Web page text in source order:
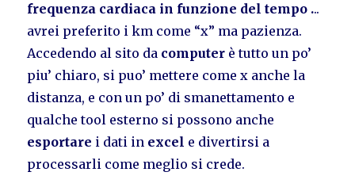
frequenza cardiaca in funzione del tempo ...
avrei preferito i km come “x” ma pazienza.
Accedendo al sito da computer è tutto un po’
piu’ chiaro, si puo’ mettere come x anche la
distanza, e con un po’ di smanettamento e
qualche tool esterno si possono anche
esportare i dati in excel e divertirsi a
processarli come meglio si crede.